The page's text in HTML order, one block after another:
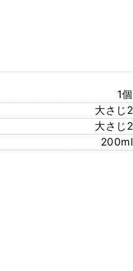
1個
大さじ2
大さじ2
200ml